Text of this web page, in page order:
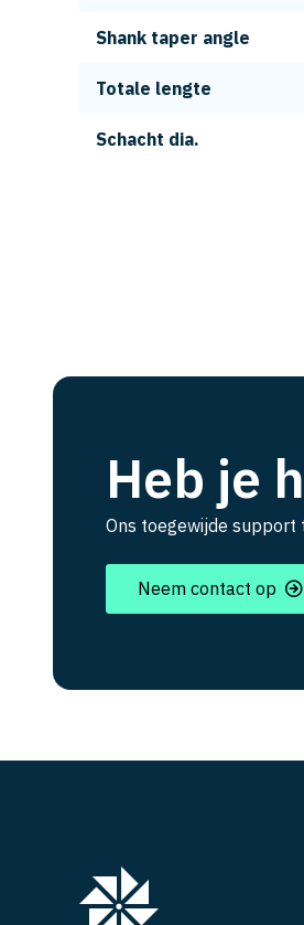
Shank taper angle
Totale lengte
Schacht dia.
Heb je
Ons toegewijde
Neem contact op